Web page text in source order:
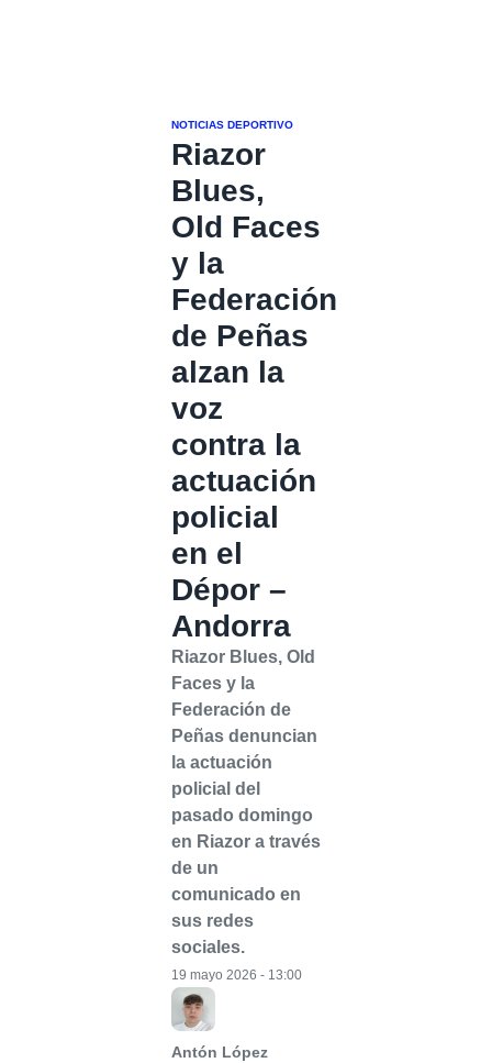
NOTICIAS DEPORTIVO
Riazor
Blues,
Old Faces
y la
Federación
de Peñas
alzan la
voz
contra la
actuación
policial
en el
Dépor –
Andorra
Riazor Blues, Old
Faces y la
Federación de
Peñas denuncian
la actuación
policial del
pasado domingo
en Riazor a través
de un
comunicado en
sus redes
sociales.
Antón López
19 mayo 2026 - 13:00